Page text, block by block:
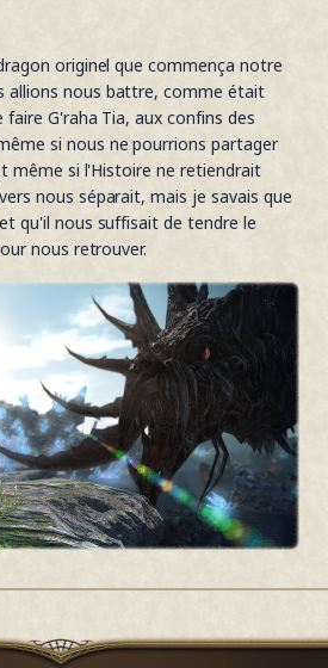
originel que commença notre
allions nous battre, comme était
G'raha Tia, aux confins des
si nous ne pourrions partager
même si l'Histoire ne retiendrait
nous séparait, mais je savais que
qu'il nous suffisait de tendre le
nous retrouver.